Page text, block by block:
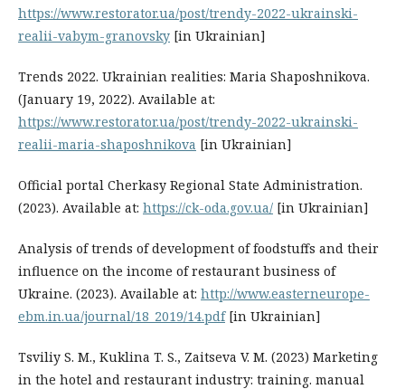
https://www.restorator.ua/post/trendy-2022-ukrainski-
realii-vabym-granovsky [in Ukrainian]
Trends 2022. Ukrainian realities: Maria Shaposhnikova.
(January 19, 2022). Available at:
https://www.restorator.ua/post/trendy-2022-ukrainski-
realii-maria-shaposhnikova [in Ukrainian]
Official portal Cherkasy Regional State Administration.
(2023). Available at: https://ck-oda.gov.ua/ [in Ukrainian]
Analysis of trends of development of foodstuffs and their
influence on the income of restaurant business of
Ukraine. (2023). Available at: http://www.easterneurope-
ebm.in.ua/journal/18_2019/14.pdf[in Ukrainian]
Tsviliy S. M., Kuklina T. S., Zaitseva V. M. (2023) Marketing
in the hotel and restaurant industry: training. manual